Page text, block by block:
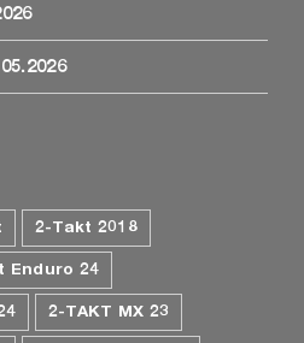
2-Takt 2018
Enduro 24
2-TAKT MX 23